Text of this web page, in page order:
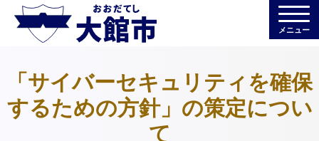
メニュー
「サイバーセキュリティを確保
するための方針」の策定につい
て